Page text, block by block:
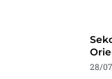
28/